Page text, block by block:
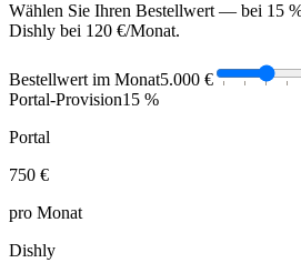
Wählen Sie Ihren Bestellwert — bei 15
Dishly bei 120 €/Monat.
Bestellwert im Monat5.000 €
Portal-Provision15 %
Portal
750 €
pro Monat
Dishly